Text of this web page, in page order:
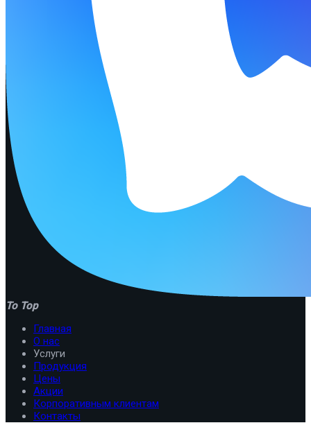
To Top
Главная
О нас
Услуги
Продукция
Цены
Акции
Корпоративным клиентам
Контакты